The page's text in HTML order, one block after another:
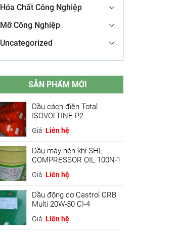
Hóa Chất Công Nghiệp
Mỡ Công Nghiệp
Uncategorized
SẢN PHẨM MỚI
Dầu cách điện Total
ISOVOLTINE P2
Giá: Liên hệ
Dầu máy nén khí SHL
COMPRESSOR OIL 100N-1
Giá: Liên hệ
Dầu động cơ Castrol CRB
Multi 20W-50 CI-4
Giá: Liên hệ